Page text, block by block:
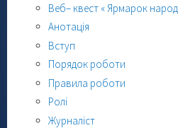
Веб– квест « Ярмарок
Анотація
Вступ
Порядок роботи
Правила роботи
Ролі
Журналіст